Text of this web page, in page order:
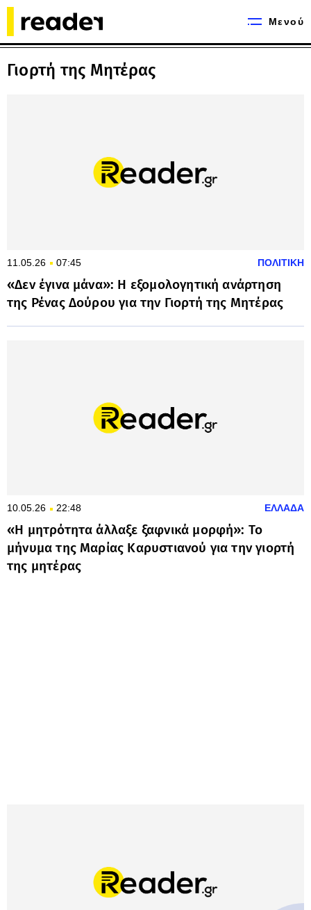
Μενού
Γιορτή της Μητέρας
11.05.26 07:45 ΠΟΛΙΤΙΚΗ
«Δεν έγινα μάνα»: Η εξομολογητική ανάρτηση
της Ρένας Δούρου για την Γιορτή της Μητέρας
10.05.26 22:48 ΕΛΛΑΔΑ
«Η μητρότητα άλλαξε ξαφνικά μορφή»: Το
μήνυμα της Μαρίας Καρυστιανού για την γιορτή
της μητέρας